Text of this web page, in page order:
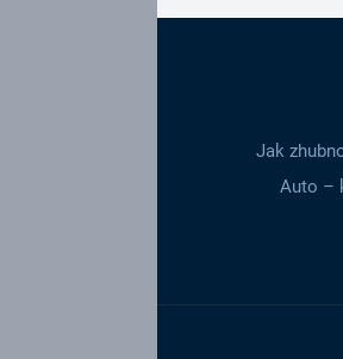
Jak
Auto –